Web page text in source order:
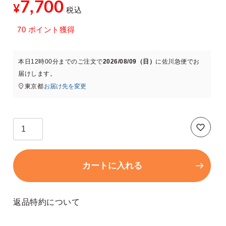
¥7,700 税込
70 ポイント獲得
本日 12時00分までのご注文で2026/08/09（日） に佐川急便でお
届けします。
東京都お届け先を変更
カートに入れる
返品特約について